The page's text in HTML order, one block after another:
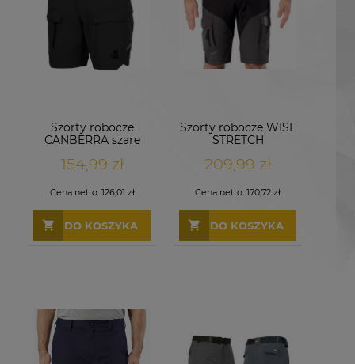
Szorty robocze
CANBERRA szare
154,99 zł
Cena netto: 126,01 zł
DO KOSZYKA
Szorty robocze WISE
STRETCH
209,99 zł
Cena netto: 170,72 zł
DO KOSZYKA